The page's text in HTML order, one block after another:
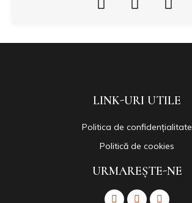
LINK-URI UTILE
Politica de confidențialitate
Politică de cookies
URMAREȘTE-NE